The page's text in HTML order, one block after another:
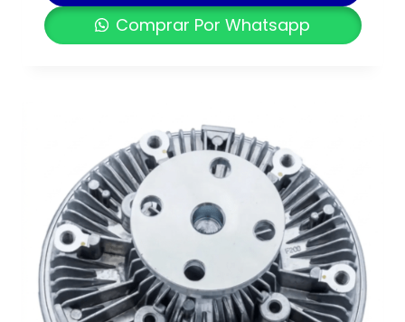
Comprar Por Whatsapp